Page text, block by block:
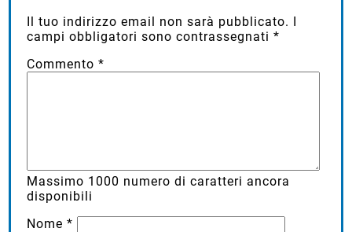
Il tuo indirizzo email non sarà pubblicato. I
campi obbligatori sono contrassegnati*
Commento*
Massimo 1000 numero di caratteri ancora
disponibili
Nome*